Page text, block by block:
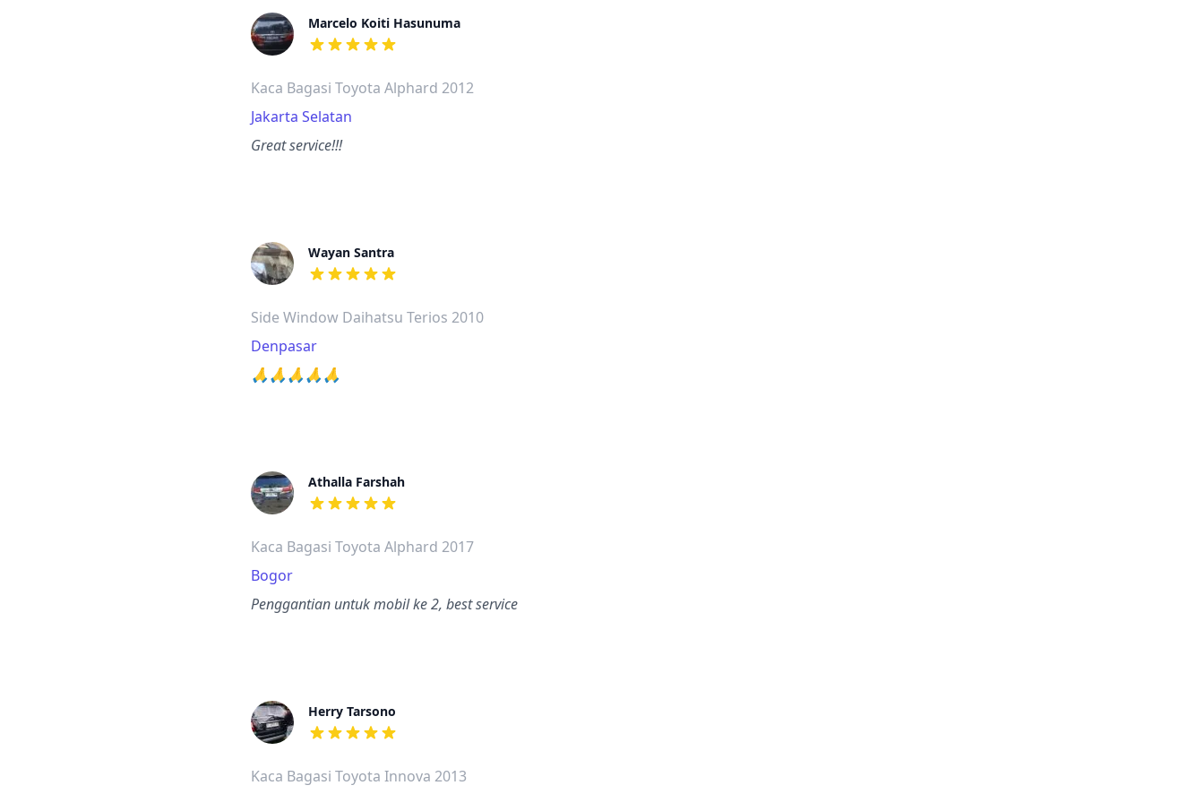
Marcelo Koiti Hasunuma
dari ulasan adalah bintang lima
Kaca Bagasi Toyota Alphard 2012
Jakarta Selatan
Great service!!!
Wayan Santra
dari ulasan adalah bintang lima
Side Window Daihatsu Terios 2010
Denpasar
🙏🙏🙏🙏🙏
Athalla Farshah
dari ulasan adalah bintang lima
Kaca Bagasi Toyota Alphard 2017
Bogor
Penggantian untuk mobil ke 2, best service
Herry Tarsono
dari ulasan adalah bintang lima
Kaca Bagasi Toyota Innova 2013